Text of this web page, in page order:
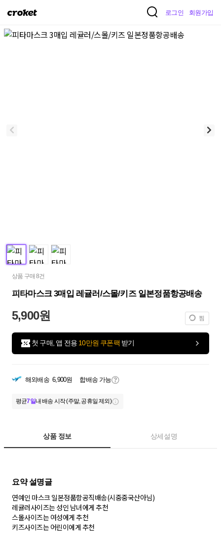
크
켓
로그인 회원가입
상품 구매 8건
피타마스크 3매입 레귤러/스몰/키즈 일본정품항공배송
5,900원 찜
첫 구매, 앱 전용 10만원 쿠폰팩 받기
해외배송 6,900원 합배송 가능
평균7일내 배송 시작 (주말, 공휴일 제외)
상품 정보 상세설명
요약 설명글
연예인 마스크 일본정품항공직배송(시중중국산아님)
레귤러사이즈는 성인 남녀에게 추천
스몰사이즈는 여성에게 추천
키즈사이즈는 어린이에게 추천